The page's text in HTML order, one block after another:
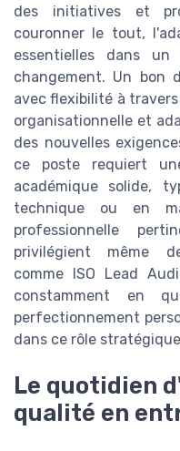
des initiatives et
couronner le tout,
essentielles dans un
changement. Un bon
avec flexibilité à
organisationnelle et
des nouvelles
ce poste requiert
académique solide,
technique ou en
professionnelle
privilégient même
comme ISO Lead
constamment en
perfectionnement
dans ce rôle
Le quotidien
qualité en